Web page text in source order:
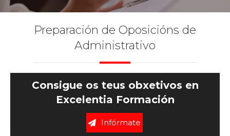
Preparación de Oposicións de
Administrativo
Consigue os teus obxetivos en
Excelentia Formación
Infórmate